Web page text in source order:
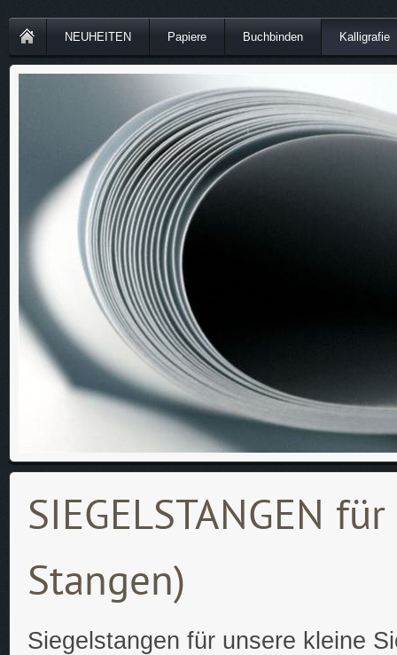
NEUHEITEN Papiere Buchbinden Kalligrafie
SIEGELSTANGEN
Stangen)
Siegelstangen für unsere kleine